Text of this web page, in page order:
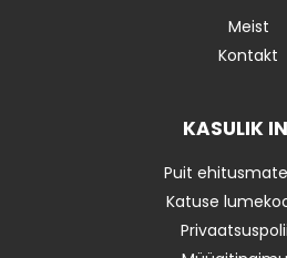
Meist
Kontakt
KASULIK
Puit
Katuse